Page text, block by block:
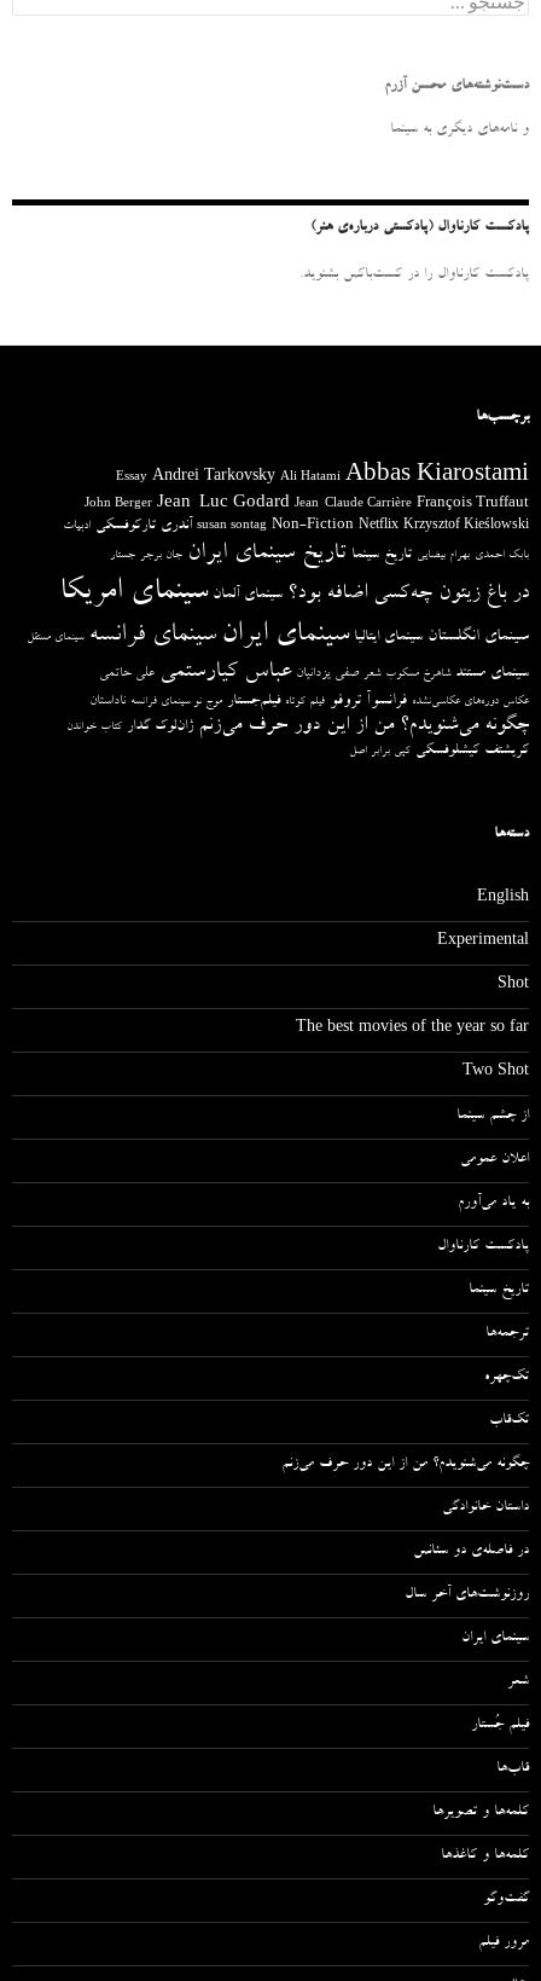
س
و
ر
دست‌نوشته‌های محسن آزرم
و نامه‌‌های دیگری به سینما
پادکست کارناوال (پادکستی درباره‌ی هنر)
پادکست کارناوال را در کست‌باکس بشنوید.
برچسب‌ها
Abbas Kiarostami
Ali Hatami
Andrei Tarkovsky
Essay
François Truffaut
Jean-Claude Carrière
Jean-Luc Godard
John Berger
Krzysztof Kieślowski
Netflix
Non-Fiction
susan sontag آندری تارکوفسکی ادبیات
بابک احمدی بهرام بیضایی تاریخ سینما تاریخ سینمای ایران جان برجر جستار
در باغ زیتون چه‌کسی اضافه بود؟ سینمای آلمان سینمای امریکا
سینمای انگلستان سینمای ایتالیا سینمای ایران سینمای فرانسه سینمای مستقل
سینمای مستند شاهرخ مسکوب شعر صفی یزدانیان عباس کیارستمی علی حاتمی
عکاس دوره‌های عکاسی‌نشده فرانسوآ تروفو فیلم کوتاه فیلم‌جستار موج نو سینمای فرانسه ناداستان
چگونه می‌شنویدم؟ من از این دور حرف می‌زنم ژان‌لوک گدار کتاب خواندن
کریشتف کیشلوفسکی کپی برابر اصل
دسته‌ها
English
Experimental
Shot
The best movies of the year so far
Two Shot
از چشم سینما
اعلان عمومی
به یاد می‌آورم
پادکست کارناوال
تاریخ سینما
ترجمه‌ها
تک‌چهره
تک‌قاب
چگونه می‌شنویدم؟ من از این دور حرف می‌زنم
داستان خانوادگی
در فاصله‌ی دو سئانس
روزنوشت‌های آخر سال
سینمای ایران
شعر
فیلم جُستار
قاب‌ها
کلمه‌ها و تصویرها
کلمه‌ها و کاغذها
گفت‌وگو
مرور فیلم